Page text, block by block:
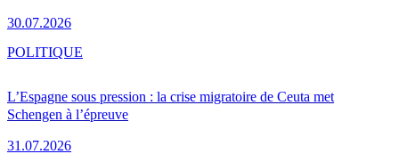
30.07.2026
L’Espagne sous pression : la crise migratoire de Ceuta met
Schengen à l’épreuve
31.07.2026
POLITIQUE